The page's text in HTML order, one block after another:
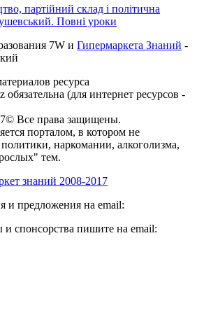
партійний склад і політична
Повні уроки
7W и Гипермаркета Знаний -
ресурса
обязательна (для интернет ресурсов -
Все права защищены.
порталом, в котором не
наркомании, алкоголизма,
тем.
знаний 2008-2017
и предложения на email:
спонсорства пишите на email: